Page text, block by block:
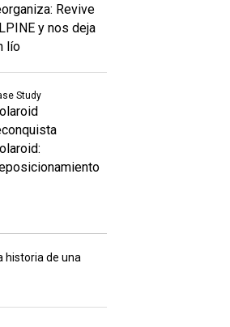
Revive
y nos deja
lío
Study
historia de una